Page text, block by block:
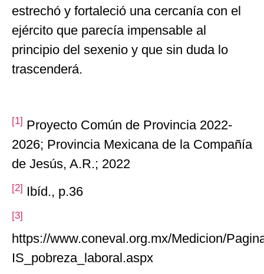
estrechó y fortaleció una cercanía con el
ejército que parecía impensable al
principio del sexenio y que sin duda lo
trascenderá.
[1] Proyecto Común de Provincia 2022-
2026; Provincia Mexicana de la Compañía
de Jesús, A.R.; 2022
[2] Ibíd., p.36
[3]
https://www.coneval.org.mx/Medicion/
IS_pobreza_laboral.aspx